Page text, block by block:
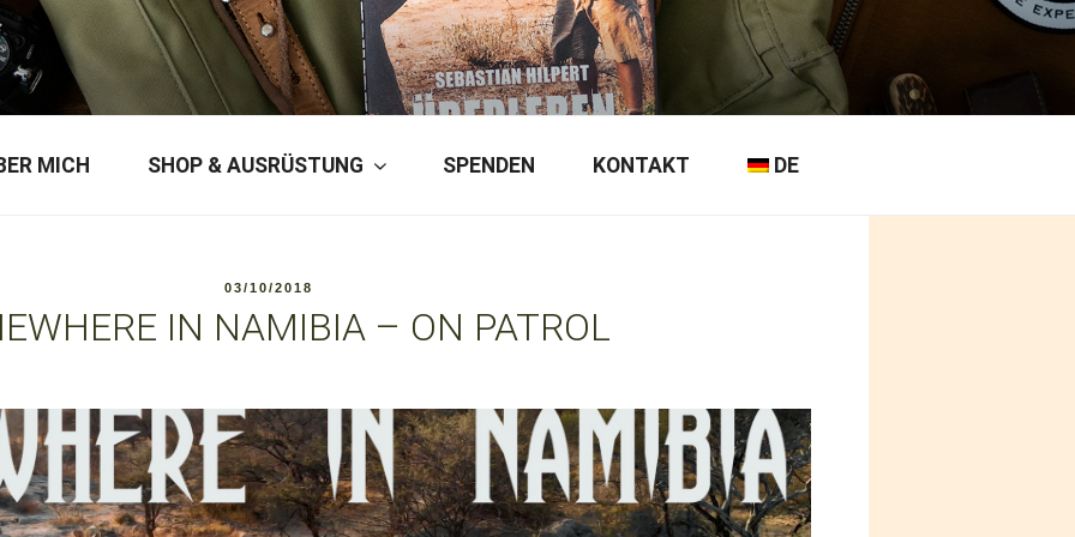
MICH SHOP & AUSRÜSTUNG SPENDEN KONTAKT DE
VERÖFFENTLICHT
03/10/2018
IN NAMIBIA – ON PATROL